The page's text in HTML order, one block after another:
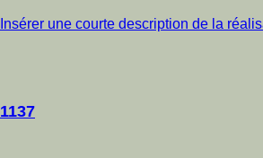
Insérer une courte description de la
1137